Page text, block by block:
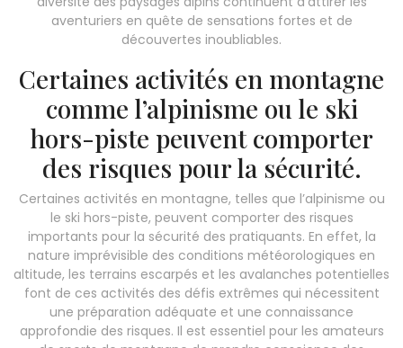
aventuriers en quête de sensations fortes et de
découvertes inoubliables.
Certaines activités en montagne
comme l’alpinisme ou le ski
hors-piste peuvent comporter
des risques pour la sécurité.
Certaines activités en montagne, telles que l’alpinisme ou
le ski hors-piste, peuvent comporter des risques
importants pour la sécurité des pratiquants. En effet, la
nature imprévisible des conditions météorologiques en
altitude, les terrains escarpés et les avalanches potentielles
font de ces activités des défis extrêmes qui nécessitent
une préparation adéquate et une connaissance
approfondie des risques. Il est essentiel pour les amateurs